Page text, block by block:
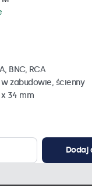
BNC, RCA
zabudowie, ścienny
x 34 mm
Dodaj